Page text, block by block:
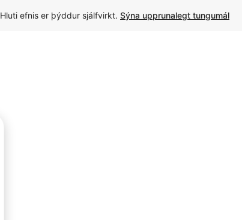
Hluti efnis er þýddur sjálfvirkt. Sýna upprunalegt tungumál